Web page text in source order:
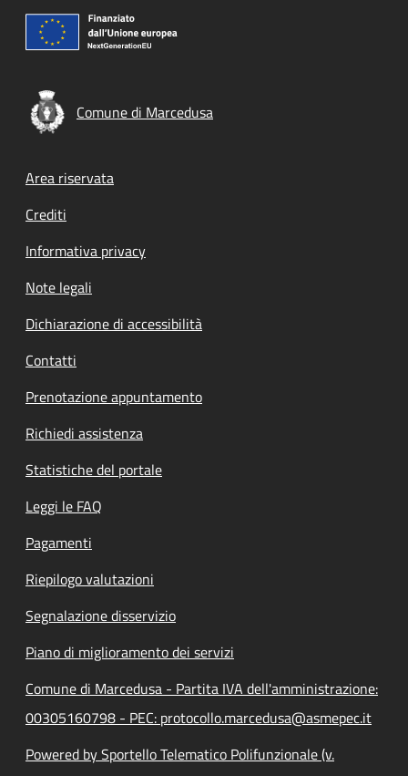
Comune di Marcedusa
Footer menu
Area riservata
Crediti
Informativa privacy
Note legali
Dichiarazione di accessibilità
Contatti
Prenotazione appuntamento
Richiedi assistenza
Statistiche del portale
Leggi le FAQ
Pagamenti
Riepilogo valutazioni
Segnalazione disservizio
Piano di miglioramento dei servizi
Comune di Marcedusa - Partita IVA dell'amministrazione:
00305160798 - PEC: protocollo.marcedusa@asmepec.it
Powered by Sportello Telematico Polifunzionale (v.